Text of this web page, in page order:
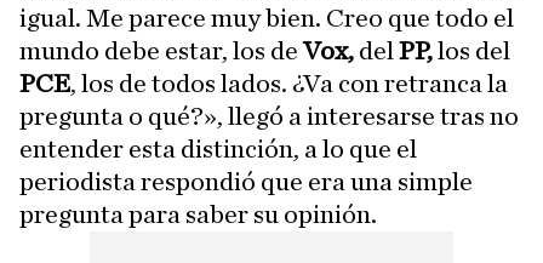
igual. Me parece muy bien. Creo que todo el
mundo debe estar, los deVox, del PP,los del
PCE, los de todos lados. ¿Va con retranca la
pregunta o qué?», llegó a interesarse tras no
entender esta distinción, a lo que el
periodista respondió que era una simple
pregunta para saber su opinión.